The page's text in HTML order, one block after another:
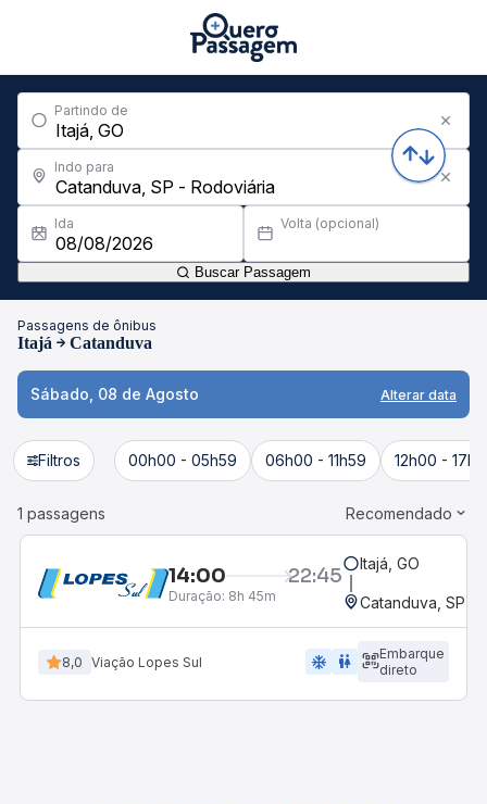
Partindo de
Indo para
Ida Volta (opcional)
Buscar Passagem
Passagens de ônibus
Itajá Catanduva
Sábado, 08 de Agosto Alterar data
Filtros 00h00 - 05h59 06h00 - 11h59 12h00 -
1 passagens Recomendado
14:00 22:45
Duração: 8h 45m
Itajá, GO
Catanduva, SP -
8,0 Viação Lopes Sul ac_unit wc
Embarque
direto